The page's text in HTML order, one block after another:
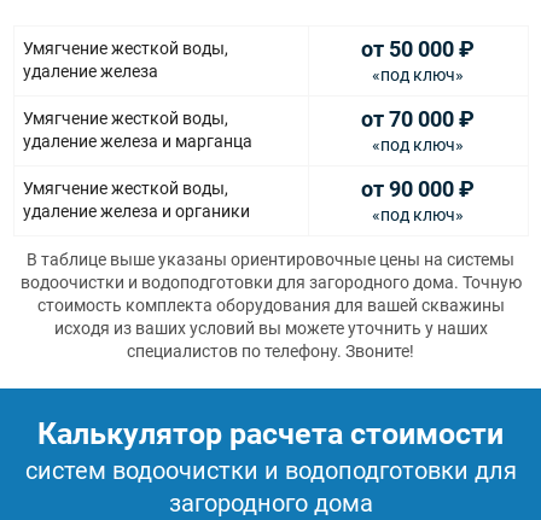
Умягчение жесткой воды,
удаление железа
от 50 000 ₽
«под ключ»
Умягчение жесткой воды,
удаление железа и марганца
от 70 000 ₽
«под ключ»
Умягчение жесткой воды,
удаление железа и органики
от 90 000 ₽
«под ключ»
В таблице выше указаны ориентировочные цены на системы
водоочистки и водоподготовки для загородного дома. Точную
стоимость комплекта оборудования для вашей скважины
исходя из ваших условий вы можете уточнить у наших
специалистов по телефону. Звоните!
Калькулятор расчета стоимости
систем водоочистки и водоподготовки для
загородного дома